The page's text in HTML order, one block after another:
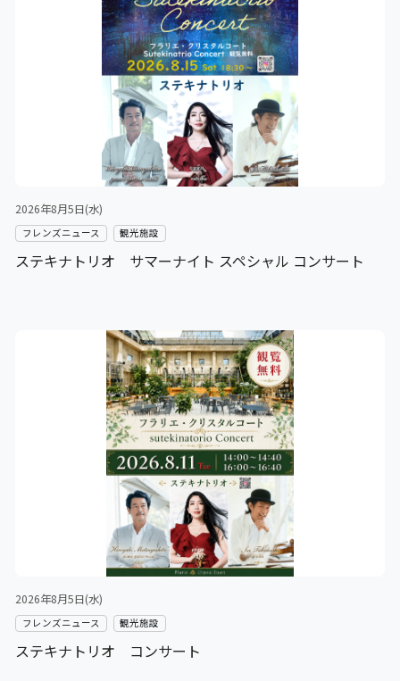
2026年8月5日(水)
フレンズニュース 観光施設
ステキナトリオ サマーナイト スペシャル コンサート
2026年8月5日(水)
フレンズニュース 観光施設
ステキナトリオ コンサート